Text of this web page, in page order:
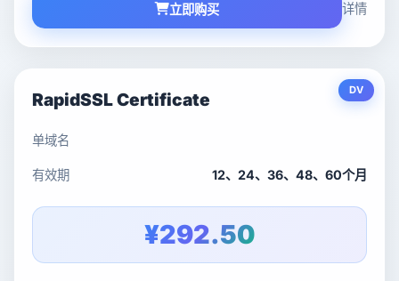
立即购买 详情
RapidSSL Certificate DV
单域名
有效期 12、24、36、48、60个月
¥292.50